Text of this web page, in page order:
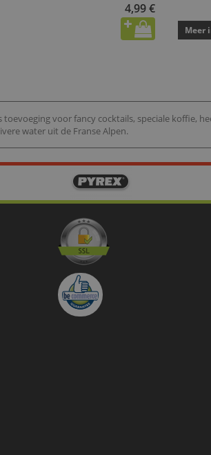
4,99 €
Meer
voor fancy cocktails, speciale koffie,
water uit de Franse Alpen.